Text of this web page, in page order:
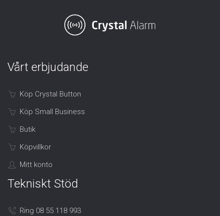
Aktivera och installera applikationen
Vårt erbjudande
Köp Crystal Button
Köp Small Business
Butik
Köpvillkor
Mitt konto
Tekniskt Stöd
Ring 08 55 118 993